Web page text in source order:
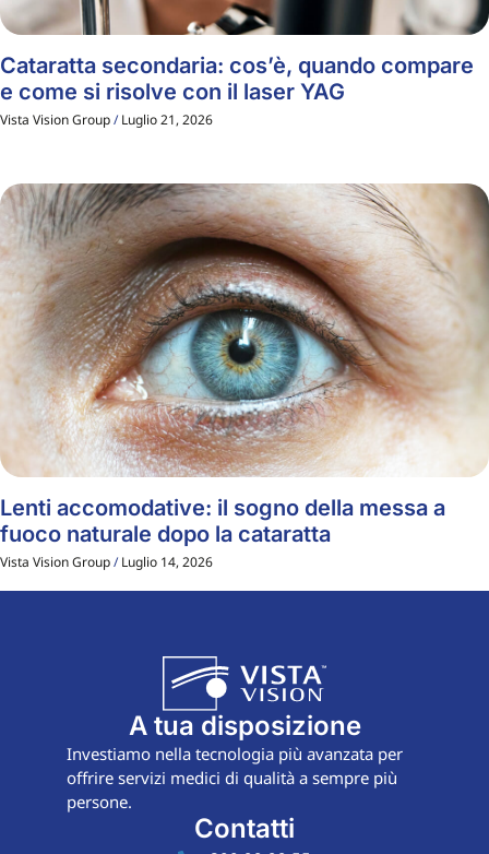
Cataratta secondaria: cos’è, quando compare
e come si risolve con il laser YAG
Vista Vision Group Luglio 21, 2026
Lenti accomodative: il sogno della messa a
fuoco naturale dopo la cataratta
Vista Vision Group Luglio 14, 2026
A tua disposizione
Investiamo nella tecnologia più avanzata per
offrire servizi medici di qualità a sempre più
persone.
Contatti